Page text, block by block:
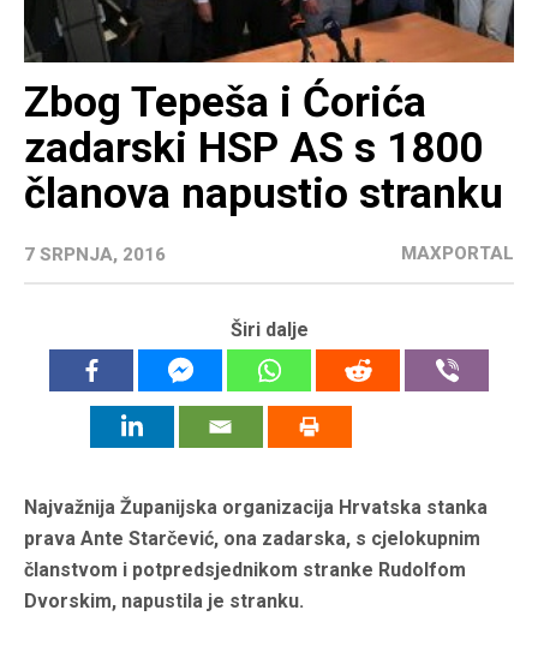
Zbog Tepeša i Ćorića
zadarski HSP AS s 1800
članova napustio stranku
7 SRPNJA, 2016 MAXPORTAL
Širi dalje
Najvažnija Županijska organizacija Hrvatska stanka
prava Ante Starčević, ona zadarska, s cjelokupnim
članstvom i potpredsjednikom stranke Rudolfom
Dvorskim, napustila je stranku.